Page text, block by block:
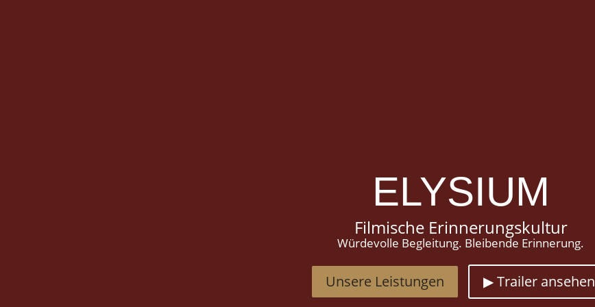
ELYSIUM
Filmische Erinnerungskultur
Würdevolle Begleitung. Bleibende Erinnerung.
Unsere Leistungen ▶ Trailer ansehen